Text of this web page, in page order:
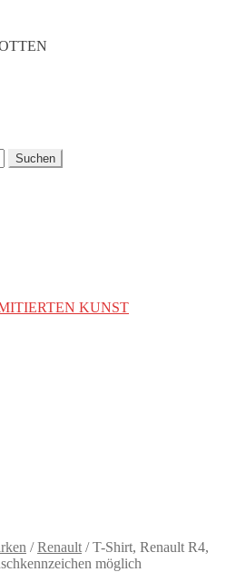
Suchen
KUNST
/Renault /T-Shirt, Renault R4,
möglich